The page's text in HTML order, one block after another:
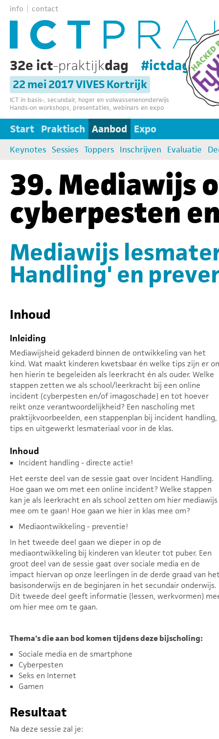
info contact
32e ict-praktijkdag #ictdag32
22 mei 2017 VIVES Kortrijk
ICT in basis-, secundair, hoger en volwassenenonderwijs
Hands-on workshops, presentaties, webinars en expo
Start Praktisch Aanbod Expo
Keynotes Sessies Toppers Inschrijven Evaluatie
39. Mediawijs
cyberpesten
Mediawijs
Handling' en
Inhoud
Inleiding
Mediawijsheid gekaderd binnen de ontwikkeling van het
kind. Wat maakt kinderen kwetsbaar én welke tips zijn er
hen hierin te begeleiden als leerkracht én als ouder. Welke
stappen zetten we als school/leerkracht bij een online
incident (cyberpesten en/of imagoschade) en tot hoever
reikt onze verantwoordelijkheid? Een nascholing met
praktijkvoorbeelden, een stappenplan bij incident handling,
tips en uitgewerkt lesmateriaal voor in de klas.
Inhoud
Incident handling - directe actie!
Het eerste deel van de sessie gaat over Incident Handling.
Hoe gaan we om met een online incident? Welke stappen
kan je als leerkracht en als school zetten om hier mediawijs
mee om te gaan! Hoe gaan we hier in klas mee om?
Mediaontwikkeling - preventie!
In het tweede deel gaan we dieper in op de
mediaontwikkeling bij kinderen van kleuter tot puber. Een
groot deel van de sessie gaat over sociale media en de
impact hiervan op onze leerlingen in de derde graad van
basisonderwijs en de beginjaren in het secundair onderwijs.
Dit tweede deel geeft informatie (lessen, werkvormen)
om hier mee om te gaan.
Thema's die aan bod komen tijdens deze bijscholing:
Sociale media en de smartphone
Cyberpesten
Seks en Internet
Gamen
Resultaat
Na deze sessie zal je: